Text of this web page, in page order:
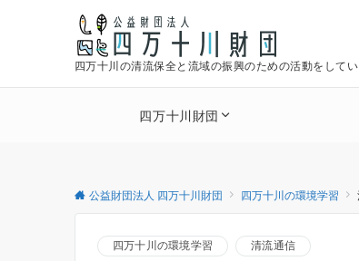
四万十川の清流保全と流域の振興のための活動をして
四万十川財団
公益財団法人 四万十川財団 四万十川の環境学習
四万十川の環境学習 清流通信